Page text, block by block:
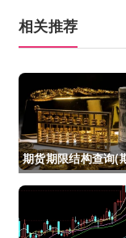
相关推荐
期货期限结构查询(
限结构)